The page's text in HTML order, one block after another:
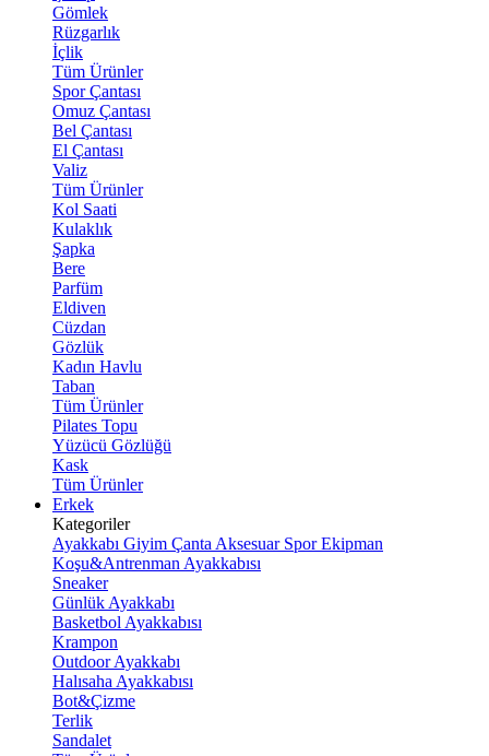
Gömlek
Rüzgarlık
İçlik
Tüm Ürünler
Spor Çantası
Omuz Çantası
Bel Çantası
El Çantası
Valiz
Tüm Ürünler
Kol Saati
Kulaklık
Şapka
Bere
Parfüm
Eldiven
Cüzdan
Gözlük
Kadın Havlu
Taban
Tüm Ürünler
Pilates Topu
Yüzücü Gözlüğü
Kask
Tüm Ürünler
Erkek
Kategoriler
Ayakkabı Giyim Çanta Aksesuar Spor Ekipman
Koşu&Antrenman Ayakkabısı
Sneaker
Günlük Ayakkabı
Basketbol Ayakkabısı
Krampon
Outdoor Ayakkabı
Halısaha Ayakkabısı
Bot&Çizme
Terlik
Sandalet